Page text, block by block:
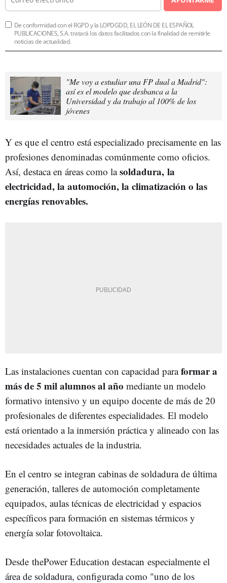
De conformidad con el RGPD y la LOPDGDD, EL LEÓN DE EL ESPAÑOL
PUBLICACIONES, S.A. tratará los datos facilitados con la finalidad de remitirle
noticias de actualidad.
"Me voy a estudiar una FP dual a Madrid":
así es el modelo que desbanca a la
Universidad y da trabajo al 100% de los
jóvenes
Y es que el centro está especializado precisamente en las
profesiones denominadas comúnmente como oficios.
Así, destaca en áreas como lasoldadura, la
electricidad, la automoción, la climatización o las
energías renovables.
Las instalaciones cuentan con capacidad paraformar a
más de 5 mil alumnos al año mediante un modelo
formativo intensivo y un equipo docente de más de 20
profesionales de diferentes especialidades. El modelo
está orientado a la inmersión práctica y alineado con las
necesidades actuales de la industria.
En el centro se integran cabinas de soldadura de última
generación, talleres de automoción completamente
equipados, aulas técnicas de electricidad y espacios
específicos para formación en sistemas térmicos y
energía solar fotovoltaica.
Desde thePower Education destacan especialmente el
área de soldadura, configurada como "uno de los